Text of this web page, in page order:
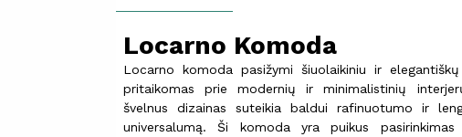
Locarno Komoda
Locarno komoda pasižymi šiuolaikiniu ir
pritaikomas prie modernių ir minimalistinių
švelnus dizainas suteikia baldui rafinuotumo ir
universalumą. Ši komoda yra puikus